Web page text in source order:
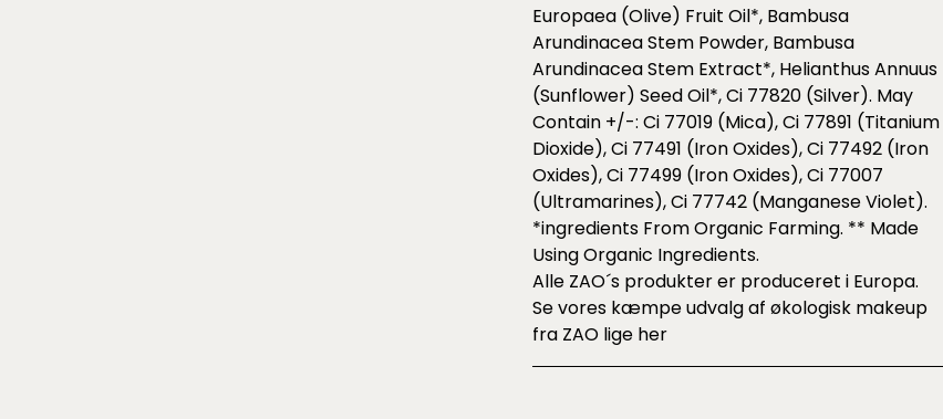
Europaea (Olive) Fruit Oil*, Bambusa
Arundinacea Stem Powder, Bambusa
Arundinacea Stem Extract*, Helianthus Annuus
(Sunflower) Seed Oil*, Ci 77820 (Silver). May
Contain +/-: Ci 77019 (Mica), Ci 77891 (Titanium
Dioxide), Ci 77491 (Iron Oxides), Ci 77492 (Iron
Oxides), Ci 77499 (Iron Oxides), Ci 77007
(Ultramarines), Ci 77742 (Manganese Violet).
*ingredients From Organic Farming. ** Made
Using Organic Ingredients.
Alle ZAO´s produkter er produceret i Europa.
Se vores kæmpe udvalg af økologisk makeup
fra ZAO lige her